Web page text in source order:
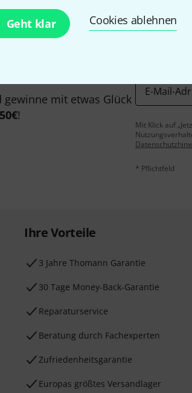
Geht klar Cookies ablehnen
mit etwas Glück
50€!
E-Mail-
Mit Klick auf
* Pflichtfeld
Ihre Vorteile
3 Jahre Thomann Garantie
30 Tage Money-Back-Garantie
Reparaturservice
Beratung durch Fachexperten
Zufriedenheitsgarantie
Europas größtes Versandlager